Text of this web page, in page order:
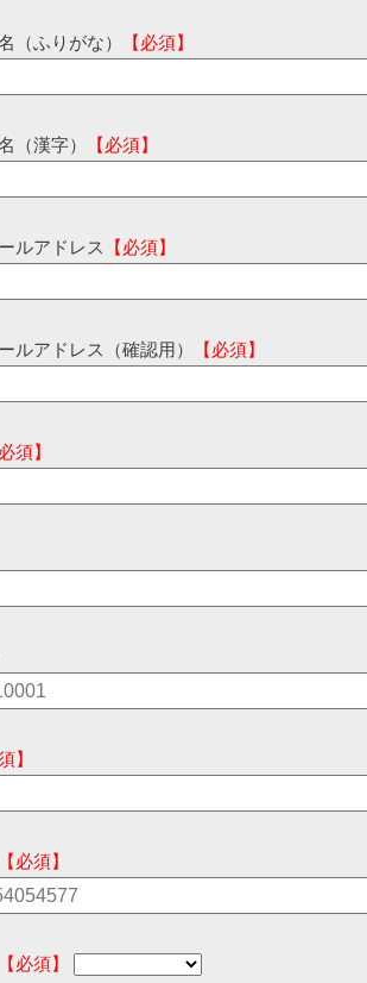
（ふりがな） 【必須】
（漢字） 【必須】
ルアドレス 【必須】
ルアドレス（確認用） 【必須】
須】
】
【必須】
【必須】